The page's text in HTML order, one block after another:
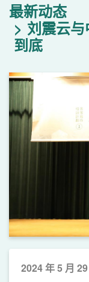
最新动态
刘震云
到底
2024 年 5 月